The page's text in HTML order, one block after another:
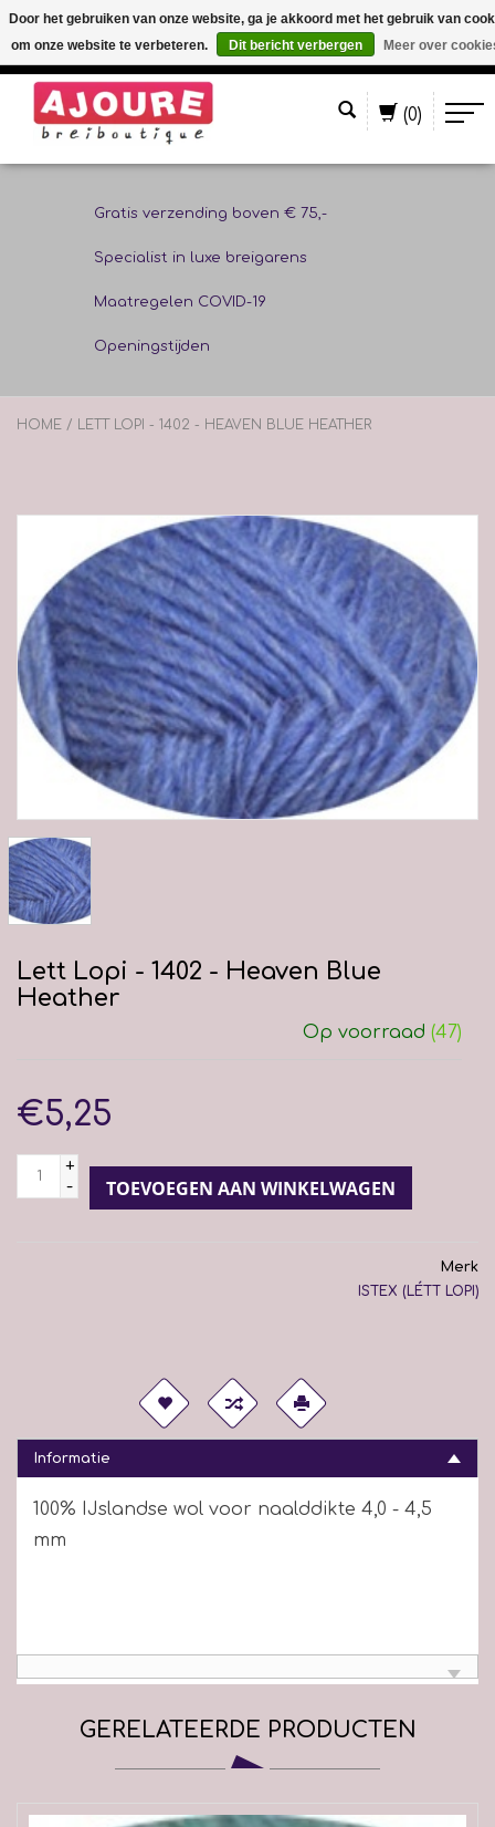
(0)
Gratis verzending boven € 75,-
Specialist in luxe breigarens
Maatregelen COVID-19
Openingstijden
HOME / LETT LOPI - 1402 - HEAVEN BLUE HEATHER
Lett Lopi - 1402 - Heaven Blue
Heather
Op voorraad (47)
€5,25
+
-
TOEVOEGEN AAN WINKELWAGEN
Merk
ISTEX (LÉTT LOPI)
Informatie
100% IJslandse wol voor naalddikte 4,0 - 4,5
mm
GERELATEERDE PRODUCTEN
Door het gebruiken van onze website, ga je akkoord met het gebruik van
om onze website te verbeteren.
Dit bericht verbergen Meer over